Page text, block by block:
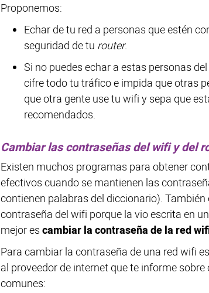
Proponemos:
Echar de tu red a personas que estén
seguridad de tu router.
Si no puedes echar a estas personas del
cifre todo tu tráfico e impida que otras
que otra gente use tu wifi y sepa que
recomendados.
Cambiar las contraseñas del wifi y del
Existen muchos programas para obtener
efectivos cuando se mantienen las
contienen palabras del diccionario).
contraseña del wifi porque la vio escrita en
mejor escambiar la contraseña de la red
Para cambiar la contraseña de una red wifi
al proveedor de internet que te informe
comunes: